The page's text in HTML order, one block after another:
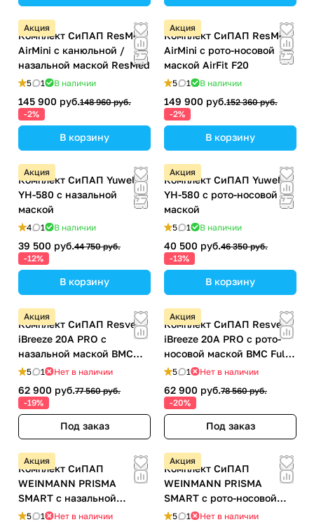
Акция
Комплект СиПАП ResMed
AirMini с канюльной /
назальной маской ResMed
5 1 В наличии
145 900 руб.148 960 руб.
-2%
В корзину
Акция
Комплект СиПАП ResMed
AirMini с рото-носовой
маской AirFit F20
5 1 В наличии
149 900 руб.152 360 руб.
-2%
В корзину
Акция
Комплект СиПАП Yuwell
YH-580 с назальной
маской
4 1 В наличии
39 500 руб.44 750 руб.
-12%
В корзину
Акция
Комплект СиПАП Yuwell
YH-580 с рото-носовой
маской
5 1 В наличии
40 500 руб.46 350 руб.
-13%
В корзину
Акция
Комплект СиПАП Resvent
iBreeze 20A PRO с
назальной маской BMC
VIO (iVolve)
5 1 Нет в наличии
62 900 руб.77 560 руб.
-19%
Под заказ
Акция
Комплект СиПАП Resvent
iBreeze 20A PRO с рото-
носовой маской BMC Full
Face
5 1 Нет в наличии
62 900 руб.78 560 руб.
-20%
Под заказ
Акция
Комплект СиПАП
WEINMANN PRISMA
SMART с назальной
маской "премиум-класса"
5 1 Нет в наличии
Акция
Комплект СиПАП
WEINMANN PRISMA
SMART с рото-носовой
маской "премиум-класса"
5 1 Нет в наличии